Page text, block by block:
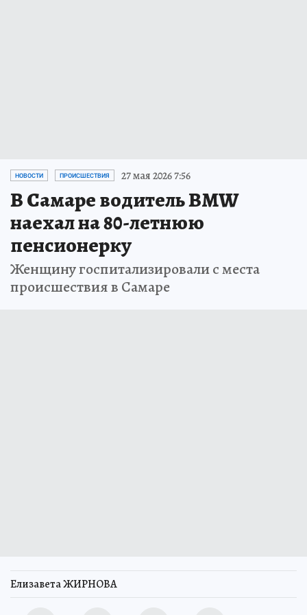
НОВОСТИ ПРОИСШЕСТВИЯ 27 мая 2026 7:56
В Самаре водитель BMW
наехал на 80-летнюю
пенсионерку
Женщину госпитализировали с места
происшествия в Самаре
Елизавета ЖИРНОВА